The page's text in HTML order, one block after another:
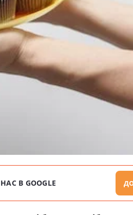
В GOOGLE